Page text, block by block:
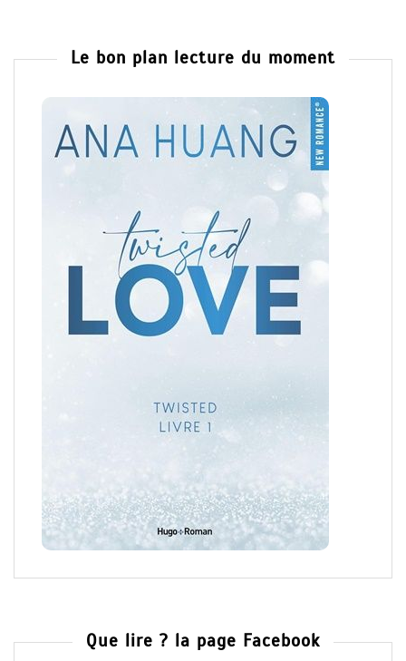
Le bon plan lecture du moment
Que lire ? la page Facebook